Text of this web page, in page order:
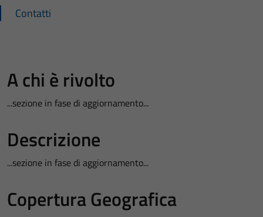
Contatti
A chi è rivolto
...sezione in fase di aggiornamento...
Descrizione
...sezione in fase di aggiornamento...
Copertura Geografica